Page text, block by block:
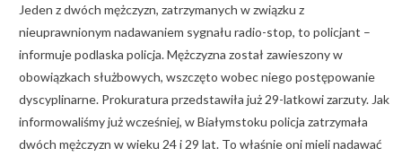
Jeden z dwóch mężczyzn, zatrzymanych w związku z
nieuprawnionym nadawaniem sygnału radio-stop, to policjant –
informuje podlaska policja. Mężczyzna został zawieszony w
obowiązkach służbowych, wszczęto wobec niego postępowanie
dyscyplinarne. Prokuratura przedstawiła już 29-latkowi zarzuty. Jak
informowaliśmy już wcześniej, w Białymstoku policja zatrzymała
dwóch mężczyzn w wieku 24 i 29 lat. To właśnie oni mieli nadawać